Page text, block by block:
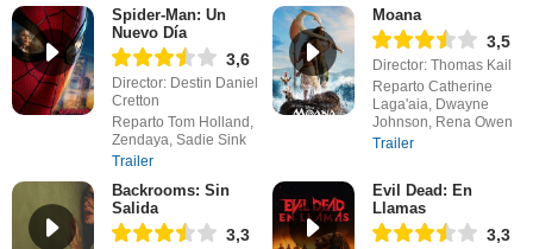
Spider-Man: Un
Nuevo Día
3,6
Director: Destin Daniel
Cretton
Reparto Tom Holland,
Zendaya, Sadie Sink
Trailer
Moana
3,5
Director: Thomas Kail
Reparto Catherine
Laga'aia, Dwayne
Johnson, Rena Owen
Trailer
Backrooms: Sin
Salida
3,3
Evil Dead: En
Llamas
3,3